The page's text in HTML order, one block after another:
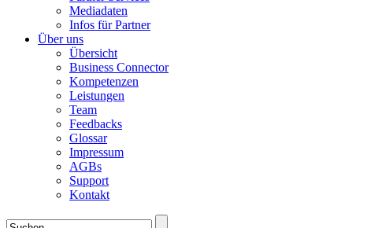
Mediadaten
Infos für Partner
Über uns
Übersicht
Business Connector
Kompetenzen
Leistungen
Team
Feedbacks
Glossar
Impressum
AGBs
Support
Kontakt